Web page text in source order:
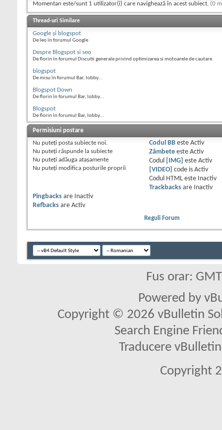
Momentan este/sunt 1 utilizator(i) care navighează în acest subiect. (0
Thread-uri Similare
Google şi blogspot
De leo în forumul Google
Despre Blogspot si seo
De florin în forumul Discutii generale privind optimizarea si motoarele de cautare
blogspot
De misu în forumul Bar, lobby...
Blogspot Down
De florin în forumul Bar, lobby...
Blogspot
De florin în forumul Bar, lobby...
Permisiuni postare
Nu puteţi posta subiecte noi.
Nu puteţi răspunde la subiecte
Nu puteţi adăuga ataşamente
Nu puteţi modifica posturile proprii
Codul BBeste Activ
Zâmbeteeste Activ
Codul
[IMG] este Activ
[VIDEO]
code is Activ
Codul HTML este
Inactiv
Trackbacksare
Inactiv
Pingbacks are
Inactiv
Refbacks are Activ
Reguli Forum
Fus orar:
Powered by
Copyright © 2026 vBulletin
Search Engine
Traducere
Copyright